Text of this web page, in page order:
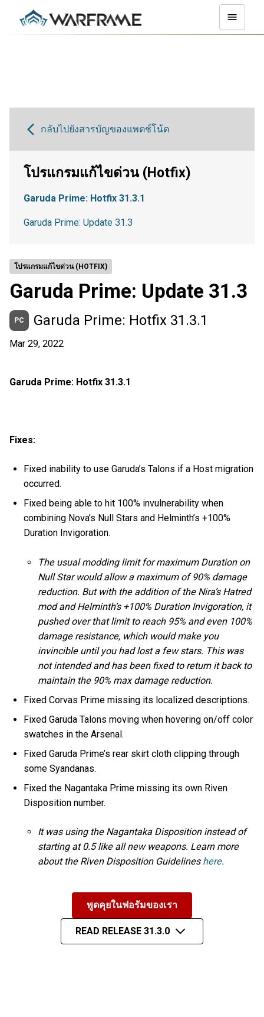
โปรแกรมแก้ไขด่วน (HOTFIX)
Garuda Prime: Update 31.3
PC Garuda Prime: Hotfix 31.3.1
Mar 29, 2022
Garuda Prime: Hotfix 31.3.1
Fixes:
Fixed inability to use Garuda’s Talons if a Host migration
occurred.
Fixed being able to hit 100% invulnerability when
combining Nova’s Null Stars and Helminth’s +100%
Duration Invigoration.
The usual modding limit for maximum Duration on
Null Star would allow a maximum of 90% damage
reduction. But with the addition of the Nira’s Hatred
mod and Helminth’s +100% Duration Invigoration, it
pushed over that limit to reach 95% and even 100%
damage resistance, which would make you
invincible until you had lost a few stars. This was
not intended and has been fixed to return it back to
maintain the 90% max damage reduction.
Fixed Corvas Prime missing its localized descriptions.
Fixed Garuda Talons moving when hovering on/off color
swatches in the Arsenal.
Fixed Garuda Prime’s rear skirt cloth clipping through
some Syandanas.
Fixed the Nagantaka Prime missing its own Riven
Disposition number.
It was using the Nagantaka Disposition instead of
starting at 0.5 like all new weapons. Learn more
about the Riven Disposition Guidelines here.
พูดคุยในฟอรัมของเรา
READ RELEASE 31.3.0
กลับไปยังสารบัญของแพตช์โน้ต
โปรแกรมแก้ไขด่วน (Hotfix)
Garuda Prime: Hotfix 31.3.1
Garuda Prime: Update 31.3